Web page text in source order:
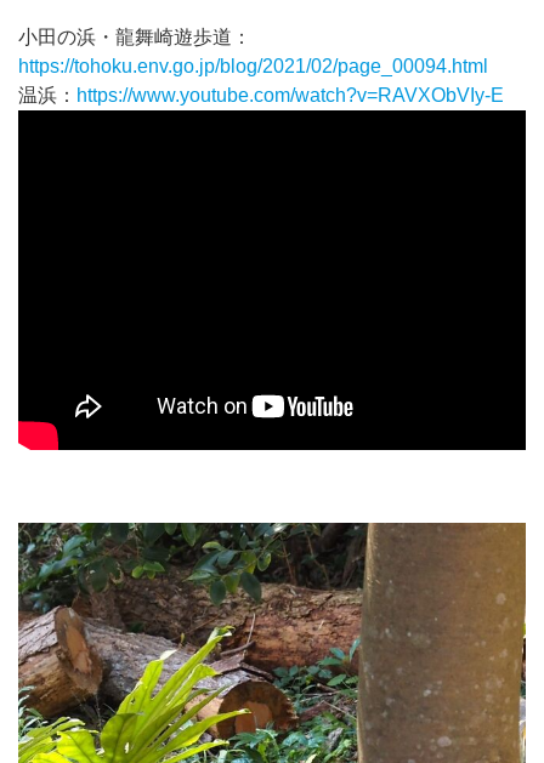
小田の浜・龍舞崎遊歩道：
https://tohoku.env.go.jp/blog/2021/02/page_00094.html
温浜： https://www.youtube.com/watch?v=RAVXObVIy-E